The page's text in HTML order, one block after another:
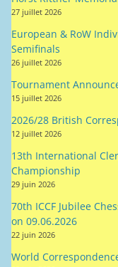
Tournament
15 juillet 2026
2026/28 British
12 juillet 2026
13th International
Championship
29 juin 2026
70th ICCF Jubilee
on 09.06.2026
22 juin 2026
World
22 juin 2026